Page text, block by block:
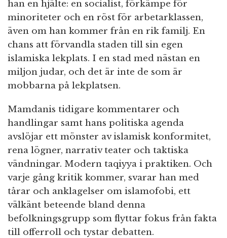
han en hjälte: en socialist, förkämpe för
minoriteter och en röst för arbetarklassen,
även om han kommer från en rik familj. En
chans att förvandla staden till sin egen
islamiska lekplats. I en stad med nästan en
miljon judar, och det är inte de som är
mobbarna på lekplatsen.
Mamdanis tidigare kommentarer och
handlingar samt hans politiska agenda
avslöjar ett mönster av islamisk konformitet,
rena lögner, narrativ teater och taktiska
vändningar. Modern taqiyya i praktiken. Och
varje gång kritik kommer, svarar han med
tårar och anklagelser om islamofobi, ett
välkänt beteende bland denna
befolkningsgrupp som flyttar fokus från fakta
till offerroll och tystar debatten.